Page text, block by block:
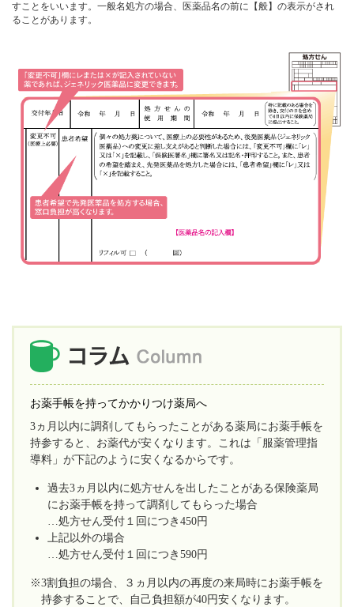
すことをいいます。一般名処方の場合、医薬品名の前に【般】の表示がされ
ることがあります。
お薬手帳を持ってかかりつけ薬局へ
3ヵ月以内に調剤してもらったことがある薬局にお薬手帳を
持参すると、お薬代が安くなります。これは「服薬管理指
導料」が下記のように安くなるからです。
過去3ヵ月以内に処方せんを出したことがある保険薬局
にお薬手帳を持って調剤してもらった場合
…処方せん受付１回につき450円
上記以外の場合
…処方せん受付１回につき590円
※3割負担の場合、３ヵ月以内の再度の来局時にお薬手帳を
持参することで、自己負担額が40円安くなります。